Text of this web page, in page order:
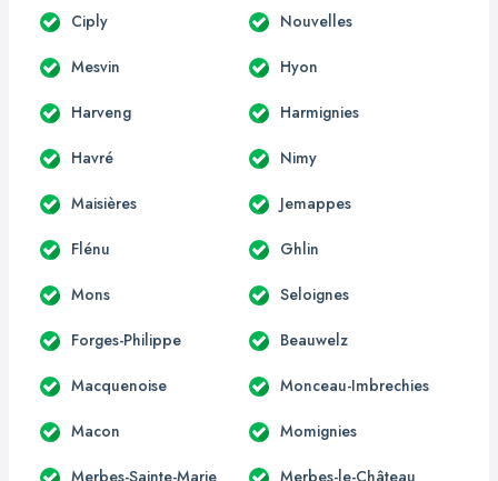
Ciply Nouvelles
Mesvin Hyon
Harveng Harmignies
Havré Nimy
Maisières Jemappes
Flénu Ghlin
Mons Seloignes
Forges-Philippe Beauwelz
Macquenoise Monceau-Imbrechies
Macon Momignies
Merbes-Sainte-Marie Merbes-le-Château